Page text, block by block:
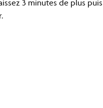
3 minutes de plus